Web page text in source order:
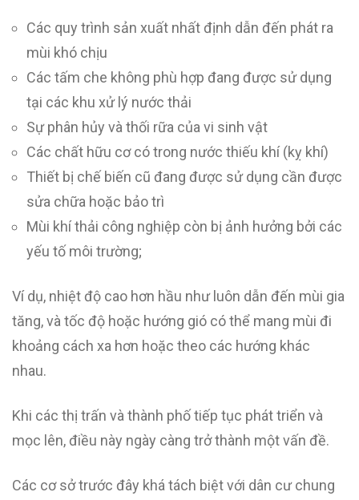
Các quy trình sản xuất nhất định dẫn đến phát ra
mùi khó chịu
Các tấm che không phù hợp đang được sử dụng
tại các khu xử lý nước thải
Sự phân hủy và thối rữa của vi sinh vật
Các chất hữu cơ có trong nước thiếu khí (kỵ khí)
Thiết bị chế biến cũ đang được sử dụng cần được
sửa chữa hoặc bảo trì
Mùi khí thải công nghiệp còn bị ảnh hưởng bởi các
yếu tố môi trường;
Ví dụ, nhiệt độ cao hơn hầu như luôn dẫn đến mùi gia
tăng, và tốc độ hoặc hướng gió có thể mang mùi đi
khoảng cách xa hơn hoặc theo các hướng khác
nhau.
Khi các thị trấn và thành phố tiếp tục phát triển và
mọc lên, điều này ngày càng trở thành một vấn đề.
Các cơ sở trước đây khá tách biệt với dân cư chung